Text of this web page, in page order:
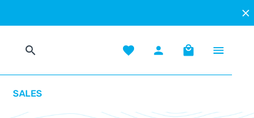
Du hast 0 Produkte auf dem
Warenkorb
SALES